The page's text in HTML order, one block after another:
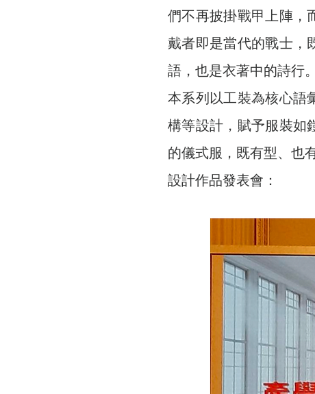
們不再披掛戰甲上陣，
戴者即是當代的戰士，
語，也是衣著中的詩行。
本系列以工裝為核心語
構等設計，賦予服裝如
的儀式服，既有型、也
設計作品發表會：